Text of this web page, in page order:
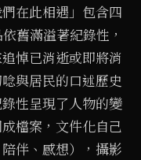
在此相遇」包含四
舊滿溢著紀錄性，
悼已消逝或即將消
與居民的口述歷史
性呈現了人物的變
檔案，文件化自己
伴、感想），攝影